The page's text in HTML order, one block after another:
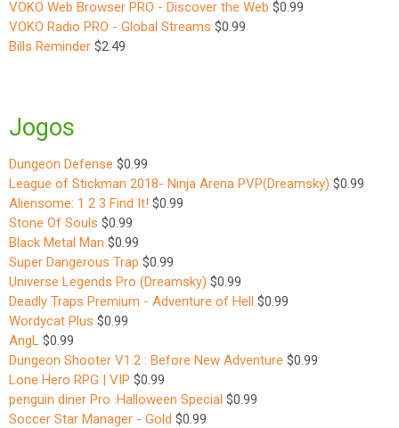
VOKO Web Browser PRO - Discover the Web $0.99
VOKO Radio PRO - Global Streams $0.99
Bills Reminder $2.49
Jogos
Dungeon Defense $0.99
League of Stickman 2018- Ninja Arena PVP(Dreamsky) $0.99
Aliensome: 1 2 3 Find It! $0.99
Stone Of Souls $0.99
Black Metal Man $0.99
Super Dangerous Trap $0.99
Universe Legends Pro (Dreamsky) $0.99
Deadly Traps Premium - Adventure of Hell $0.99
Wordycat Plus $0.99
AngL $0.99
Dungeon Shooter V1.2 : Before New Adventure $0.99
Lone Hero RPG | VIP $0.99
penguin diner Pro :Halloween Special $0.99
Soccer Star Manager - Gold $0.99